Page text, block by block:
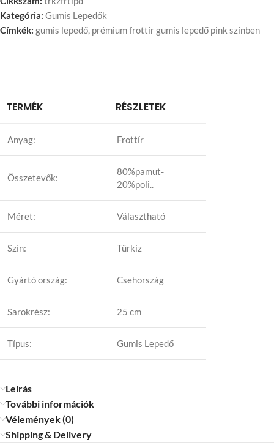
Kategória: Gumis Lepedők
Címkék: gumis lepedő, prémium frottír gumis lepedő pink színben
TERMÉK RÉSZLETEK
Anyag: Frottír
Összetevők:
80%pamut-
20%poli..
Méret: Választható
Szín: Türkiz
Gyártó ország: Csehország
Sarokrész: 25 cm
Típus: Gumis Lepedő
Leírás
További információk
Vélemények (0)
Shipping & Delivery